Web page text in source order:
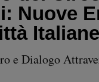
Nuove
Italiane
e Dialogo